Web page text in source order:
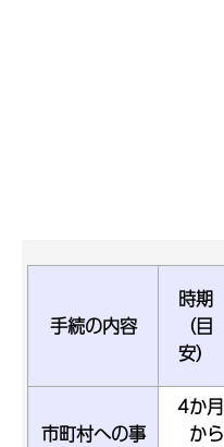
手続の内容
時期
（目
安）
市町村への事
4か月
から